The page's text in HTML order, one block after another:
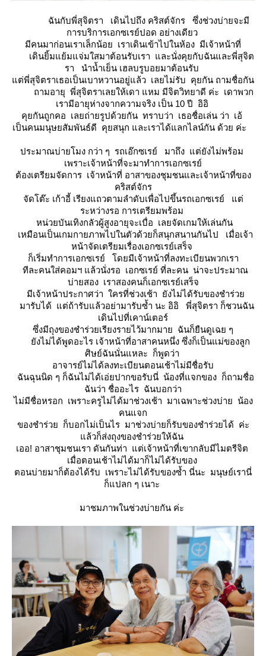
ฉันกับพี่สุจิตรา เดินไปถึง คริสต์จักร ซึ่งช่วงบ่ายจะมี
การบริการเอกซเรย์ปอด อย่างเดียว
มีคนมาก่อนเราเล็กน้อย เราเดินเข้าไปในห้อง มีเจ้าหน้าที่
เดินยิ้มแย้มแจ่มใสมาต้อนรับเรา และนั่งคุยกับฉันและพี่สุจิต
รา นำน้ำเย็น เฮลบรูบอยมาต้อนรับ
ต่พี่สุจิตราเธอเป็นเบาหวานอยู่แล้ว เลยไม่รับ คุยกัน ถามชื่อกัน
ถามอายุ พี่สุจิตราเลยให้เดา แหม มีจิตวิทยาดี ค่ะ เดาพวก
เรามีอายุห่างจากความจริง เป็น 10 ปี อิอิ
คุยกันถูกคอ เลยถ่ายรูปด้วยกัน ทราบว่า เธอชื่อเล่น ว่า เอ้
เป็นคนมนุษยสัมพันธ์ดี คุยสนุก และเราได้แลกไลน์กัน ด้วย ค่ะ
ประมาณบ่ายโมง กว่า ๆ รถเอ๊กซเรย์ มาถึง แต่ยังไม่พร้อม
เพราะเจ้าหน้าที่จะมาทำการเอกซเรย์
ต้องเตรียมจัดการ เจ้าหน้าที่ อาสาของชุมชนและเจ้าหน้าที่ของ
คริสต์จักร
จัดโต๊ะ เก้าอี้ เรียงแถวตามลำดับเพื่อไปขึ้นรถเอกซเรย์ แต่
ระหว่างรอ การเตรียมพร้อม
หน่วยบันเทิงกลัวผู้สูงอายุจะเบื่อ เลยจัดเกมให้เล่นกัน
เหมือนเป็นเกมกายภาพไปในตัวด้วยก็สนุกสนานกันไป เมื่อเจ้า
หน้าจัดเตรียมเรื่องเอกซเรย์เสร็จ
ก็เริ่มทำการเอกซเรย์ โดยมีเจ้าหน้าที่ลงทะเบียนพวกเรา
ทีละคนใส่คอมฯ แล้วนั่งรอ เอกซเรย์ ที่ละคน น่าจะประมาณ
บ่ายสอง เราสองคนก็เอกซเรย์เสร็จ
มีเจ้าหน้าประกาศว่า ใครที่ช่วงเช้า ยังไม่ได้รับของชำร่ว
มารับได้ แต่ถ้ารับแล้วอย่ามารับซ้ำ นะ อิอิ พี่สุจิตรา ก็ชวนฉัน
เดินไปที่เคาน์เตอร์
ซึ่งมีถุงของชำร่วยเรียงรายไว้มากมาย ฉันก็ยืนดูเฉย ๆ
ังไม่ได้พูดอะไร เจ้าหน้าที่อาสาคนหนึ่ง ซึ่งก็เป็นแม่ของลูก
ศิษย์ฉันนั่นแหละ ก็พูดว่า
อาจารย์ไม่ได้ลงทะเบียนตอนเช้าไม่มีชื่อรับ
ฉันฉุนนิด ๆ ก็ฉันไม่ได้เอ่ยปากขอรับนี่ น้องที่แจกของ ก็ถามชื่อ
ฉันว่า ชื่ออะไร ฉันบอกว่า
ไม่มีชื่อหรอก เพราะครูไม่ได้มาช่วงเช้า มาเฉพาะช่วงบ่าย น้อง
คนแจก
ของชำร่วย ก็บอกไม่เป็นไร มาช่วงบ่ายก็รับของชำร่วยได้ ค่ะ
ล้วก็ส่งถุงของชำร่วยให้ฉัน
เออ! อาสาชุมชนเรา ดันกันท่า แต่เจ้าหน้าที่เขากลับมีไมตรีจิต
เมื่อตอนเช้าไม่ได้มาก็ไม่ได้รับของ
ตอนบ่ายมาก็ต้องได้รับ เพราะไม่ได้รับของซ้ำ นี่นะ มนุษย์เรานี่
ก็แปลก ๆ เนาะ
มาชมภาพในช่วงบ่ายกัน ค่ะ